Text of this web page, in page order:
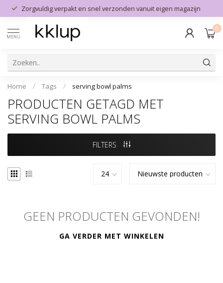
Zorgvuldig verpakt en snel verzonden vanuit eigen magazijn
MENU
0
Home / Tags / serving bowl palms
PRODUCTEN GETAGD MET
SERVING BOWL PALMS
FILTERS
GEEN PRODUCTEN GEVONDEN!
GA VERDER MET WINKELEN